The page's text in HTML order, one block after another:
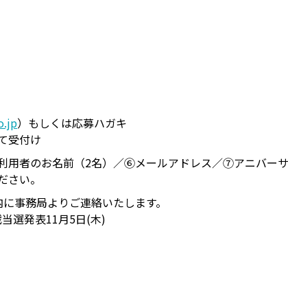
）もしくは応募ハガキ
受付け
者のお名前（2名）／⑥メールアドレス／⑦アニバー
い。
事務局よりご連絡いたします。
選発表11月5日(木)